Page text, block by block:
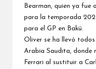
Bearman, quien ya fue
para la temporada
para el GP en Bakú.
Oliver se ha llevó
Arabia Saudita, donde
Ferrari al sustituir a